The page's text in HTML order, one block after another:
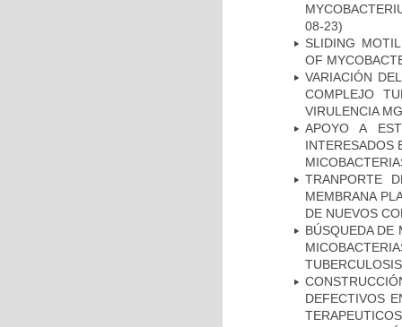
08-23)
SLIDING
OF
VARIACIÓN
COMPLEJO
VIRULENCIA
APOYO A
INTERESADOS
TRANPORTE
MEMBRANA
DE NUEVOS
BÚSQUEDA DE
DEFECTIVOS